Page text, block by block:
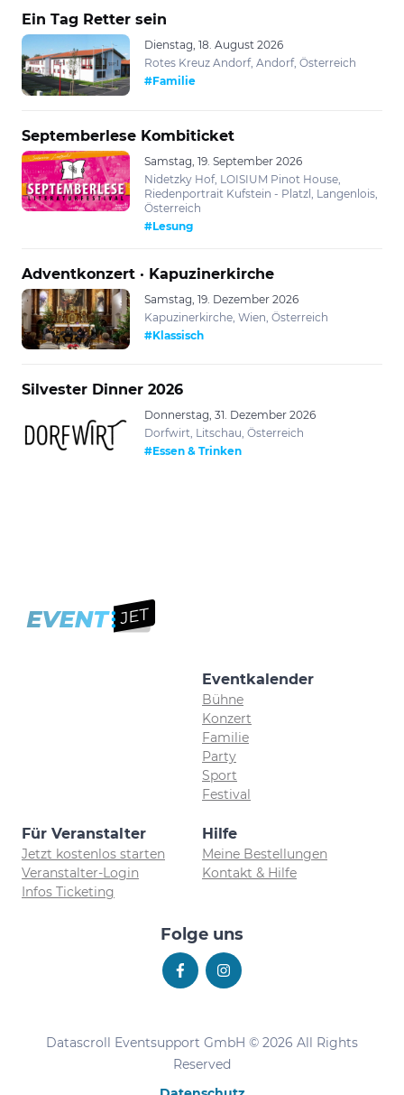
Ein Tag Retter sein
Dienstag, 18. August 2026
Rotes Kreuz Andorf, Andorf, Österreich
#Familie
Septemberlese Kombiticket
Samstag, 19. September 2026
Nidetzky Hof, LOISIUM Pinot House,
Riedenportrait Kufstein - Platzl, Langenlois,
Österreich
#Lesung
Adventkonzert · Kapuzinerkirche
Samstag, 19. Dezember 2026
Kapuzinerkirche, Wien, Österreich
#Klassisch
Silvester Dinner 2026
Donnerstag, 31. Dezember 2026
Dorfwirt, Litschau, Österreich
#Essen & Trinken
Eventkalender
Bühne
Konzert
Familie
Party
Sport
Festival
Für Veranstalter
Jetzt kostenlos starten
Veranstalter-Login
Infos Ticketing
Hilfe
Meine Bestellungen
Kontakt & Hilfe
Folge uns
Datascroll Eventsupport GmbH © 2026 All Rights
Reserved